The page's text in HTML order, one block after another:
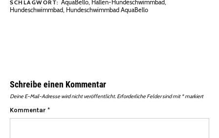
SCHLAGWORT: AquaBello, Hallen-Hundeschwimmbad,
Hundeschwimmbad, Hundeschwimmbad AquaBello
Schreibe einen Kommentar
Deine E-Mail-Adresse wird nicht veröffentlicht. Erforderliche Felder sind mit *markiert
Kommentar *